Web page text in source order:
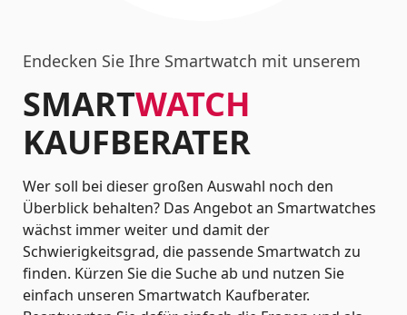
Endecken Sie Ihre Smartwatch mit unserem
SMARTWATCH
KAUFBERATER
Wer soll bei dieser großen Auswahl noch den
Überblick behalten? Das Angebot an Smartwatches
wächst immer weiter und damit der
Schwierigkeitsgrad, die passende Smartwatch zu
finden. Kürzen Sie die Suche ab und nutzen Sie
einfach unseren Smartwatch Kaufberater.